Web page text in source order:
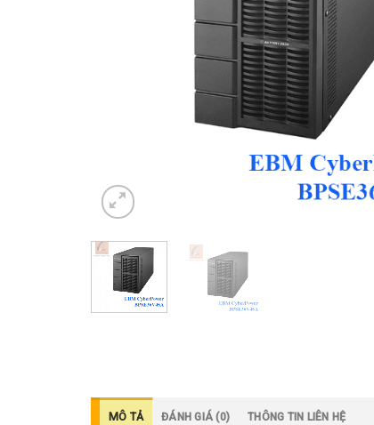
MÔ TẢ ĐÁNH GIÁ (0) THÔNG TIN LIÊN HỆ